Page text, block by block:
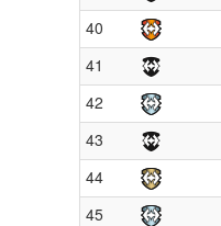
40
41
42
43
44
45